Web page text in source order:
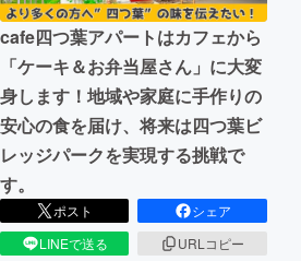
ビジネス・起業
まちづくり・地域活性化
CAMPFIRE for Social Good
CAMPFIREふるさと納税
cafe四つ葉アパートはカフェから
「ケーキ＆お弁当屋さん」に大変
身します！地域や家庭に手作りの
安心の食を届け、将来は四つ葉ビ
レッジパークを実現する挑戦で
す。
ポスト
シェア
LINEで送る
URLコピー